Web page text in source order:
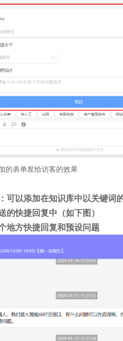
的表单发给访客的效果
可以添加在知识库中以关键词
的快捷回复中 （如下图）
地方快捷回复和预设问题